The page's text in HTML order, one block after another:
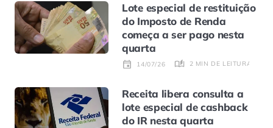
Lote especial de restituição
do Imposto de Renda
começa a ser pago nesta
quarta
14/07/26 2 MIN DE LEITURA
Receita libera consulta a
lote especial de cashback
do IR nesta quarta